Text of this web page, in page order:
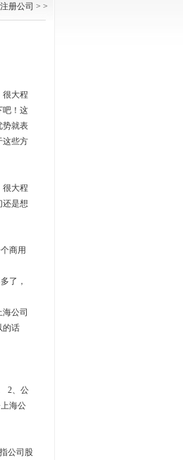
册公司 > >
很大程
吧！这
势就表
这些方
大程
还是想
商用
了，
公司
的话
2、公
海公
公司股